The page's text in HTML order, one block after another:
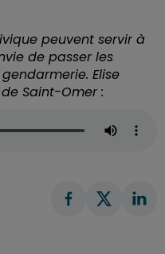
peuvent servir à
de passer les
Elise
Saint-Omer :